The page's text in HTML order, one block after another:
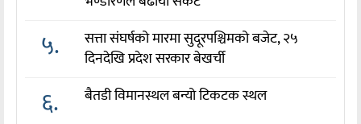
५.
सत्ता संघर्षको मारमा सुदूरपश्चिमको बजेट, २५
दिनदेखि प्रदेश सरकार बेखर्ची
६. बैतडी विमानस्थल बन्यो टिकटक स्थल